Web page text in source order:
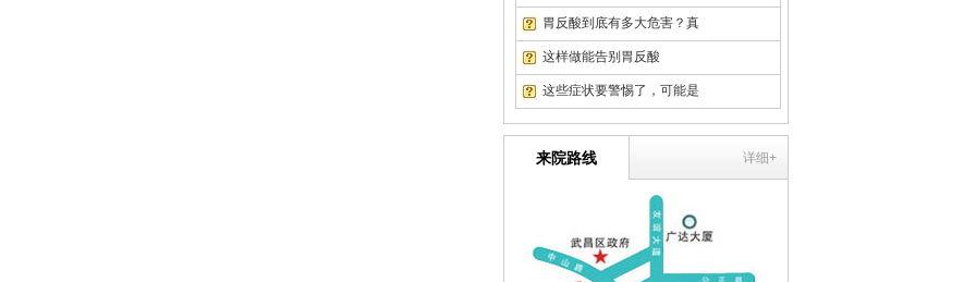
翁先生随州市结肠炎
胃反酸到底有多大危害？真
这样做能告别胃反酸
这些症状要警惕了，可能是
详细+
来院路线